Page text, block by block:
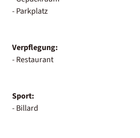
- Parkplatz
Verpflegung:
- Restaurant
Sport:
- Billard